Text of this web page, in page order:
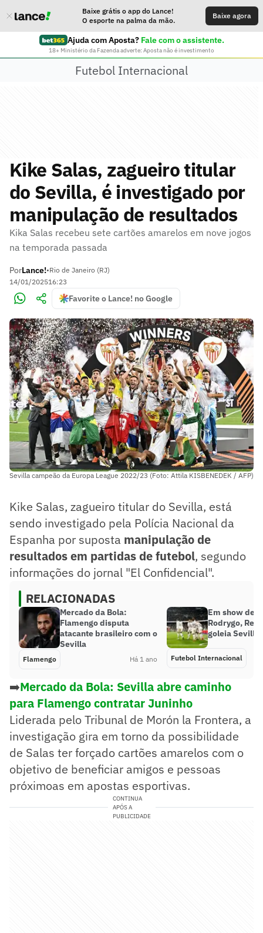
Baixe grátis o app do Lance!
O esporte na palma da mão.
Baixe agora
Ajuda com Aposta? Fale com o assistente.
18+ Ministério da Fazenda adverte: Aposta não é investimento
Futebol Internacional
Kike Salas, zagueiro titular
do Sevilla, é investigado por
manipulação de resultados
Kika Salas recebeu sete cartões amarelos em nove jogos
na temporada passada
PorLance!•Rio de Janeiro (RJ)
14/01/202516:23
Favorite o Lance! no Google
Sevilla campeão da Europa League 2022/23 (Foto: Attila KISBENEDEK / AFP)
Kike Salas, zagueiro titular do Sevilla, está
sendo investigado pela Polícia Nacional da
Espanha por suposta manipulação de
resultados em partidas de futebol, segundo
informações do jornal "El Confidencial".
RELACIONADAS
Mercado da Bola:
Flamengo disputa
atacante brasileiro com o
Sevilla
Flamengo Há 1 ano
Em show de
Rodrygo,
goleia Sevilla
Futebol Internacional
➡️Mercado da Bola: Sevilla abre caminho
para Flamengo contratar Juninho
Liderada pelo Tribunal de Morón la Frontera, a
investigação gira em torno da possibilidade
de Salas ter forçado cartões amarelos com o
objetivo de beneficiar amigos e pessoas
próximoas em apostas esportivas.
CONTINUA
APÓS A
PUBLICIDADE